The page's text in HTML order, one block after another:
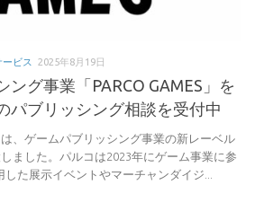
ビス 2025年8月19日
ング事業「PARCO GAMES」を
パブリッシング相談を受付中
、ゲームパブリッシング事業の新レーベル
しました。パルコは2023年にゲーム事業に参
た展示イベントやマーチャンダイジ...